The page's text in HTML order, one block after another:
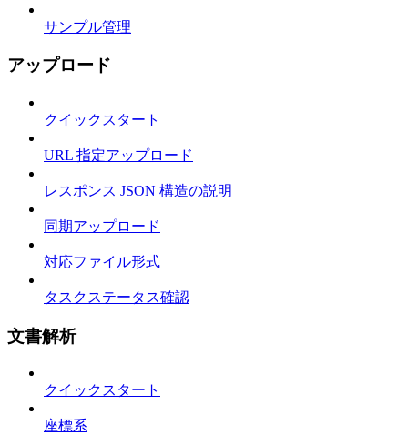
サンプル管理
アップロード
クイックスタート
URL 指定アップロード
レスポンス JSON 構造の説明
同期アップロード
対応ファイル形式
タスクステータス確認
文書解析
クイックスタート
座標系